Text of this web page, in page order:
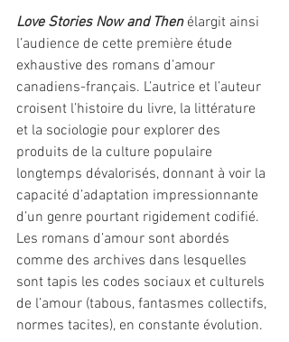
Love Stories Now and Then élargit ainsi
l’audience de cette première étude
exhaustive des romans d’amour
canadiens-français. L’autrice et l’auteur
croisent l’histoire du livre, la littérature
et la sociologie pour explorer des
produits de la culture populaire
longtemps dévalorisés, donnant à voir la
capacité d’adaptation impressionnante
d’un genre pourtant rigidement codifié.
Les romans d’amour sont abordés
comme des archives dans lesquelles
sont tapis les codes sociaux et culturels
de l’amour (tabous, fantasmes collectifs,
normes tacites), en constante évolution.